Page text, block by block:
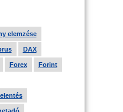
elemzése
DAX
Forex Forint